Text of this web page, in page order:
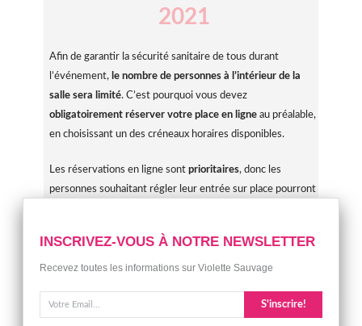
2021
Afin de garantir la sécurité sanitaire de tous durant
l’événement, le nombre de personnes à l’intérieur de la
salle sera limité. C’est pourquoi vous devez
obligatoirement réserver votre place en ligne au préalable,
en choisissant un des créneaux horaires disponibles.
Les réservations en ligne sont prioritaires, donc les
personnes souhaitant régler leur entrée sur place pourront
votre place en avance.
tant que les personnes ayant réserver leurs places en ligne
ne sont pas toutes rentrées.
INSCRIVEZ-VOUS À NOTRE NEWSLETTER
Recevez toutes les informations sur Violette Sauvage
S'inscrire!